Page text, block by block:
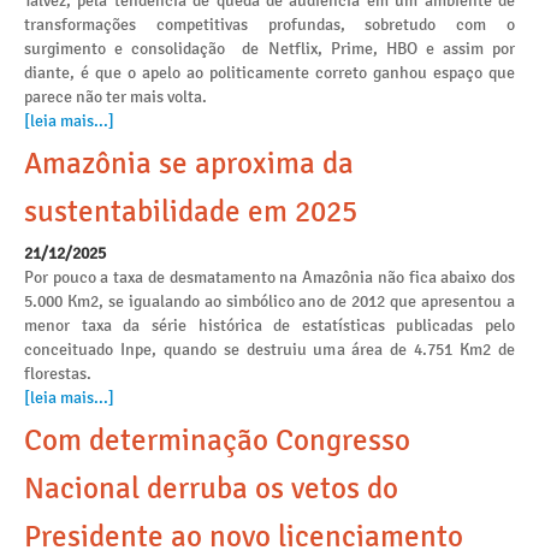
transformações competitivas profundas, sobretudo com o
surgimento e consolidação de Netflix, Prime, HBO e assim por
diante, é que o apelo ao politicamente correto ganhou espaço que
parece não ter mais volta.
[leia mais...]
Amazônia se aproxima da
sustentabilidade em 2025
21/12/2025
Por pouco a taxa de desmatamento na Amazônia não fica abaixo dos
5.000 Km2, se igualando ao simbólico ano de 2012 que apresentou a
menor taxa da série histórica de estatísticas publicadas pelo
conceituado Inpe, quando se destruiu uma área de 4.751 Km2 de
florestas.
[leia mais...]
Com determinação Congresso
Nacional derruba os vetos do
Presidente ao novo licenciamento